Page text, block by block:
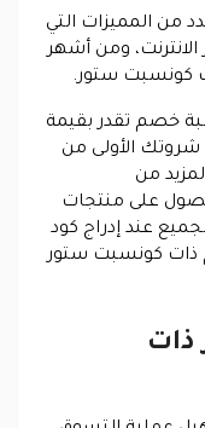
من المميزات التي
ومن أشهر
كونسبت ستور.
خصم تقدر بقيمة
شروتك الأولى من
من
على منتجات
عند إدراج كود
كونسبت ستور
ذات